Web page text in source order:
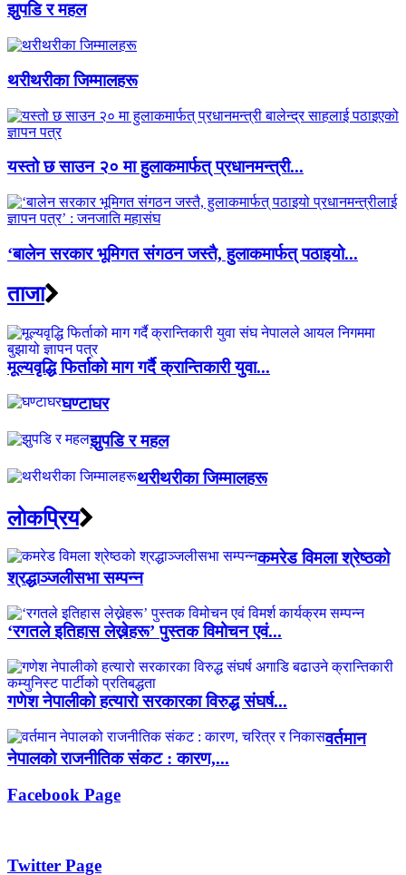
झुपडि र महल
थरीथरीका जिम्मालहरू
यस्तो छ साउन २० मा हुलाकमार्फत् प्रधानमन्त्री...
‘बालेन सरकार भूमिगत संगठन जस्तै, हुलाकमार्फत् पठाइयो...
ताजा
मूल्यवृद्धि फिर्ताको माग गर्दै क्रान्तिकारी युवा...
घण्टाघर
झुपडि र महल
थरीथरीका जिम्मालहरू
लाेकप्रिय
कमरेड विमला श्रेष्ठको
श्रद्धाञ्जलीसभा सम्पन्न
‘रगतले इतिहास लेख्नेहरू’ पुस्तक विमोचन एवं...
गणेश नेपालीको हत्यारो सरकारका विरुद्ध संघर्ष...
वर्तमान
नेपालको राजनीतिक संकट : कारण,...
Facebook Page
Twitter Page